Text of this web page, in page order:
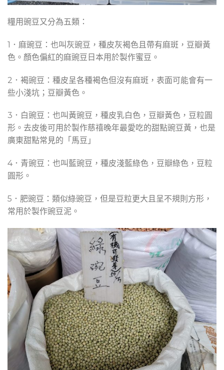
糧用豌豆又分為五類：
1．麻豌豆：也叫灰豌豆，種皮灰褐色且帶有麻斑，豆瓣黃
色。顏色偏紅的麻豌豆日本用於製作蜜豆。
2．褐豌豆：種皮呈各種褐色但沒有麻斑，表面可能會有一
些小淺坑；豆瓣黃色。
3．白豌豆：也叫黃豌豆，種皮乳白色，豆瓣黃色，豆粒圓
形。去皮後可用於製作慈禧晚年最愛吃的甜點豌豆黃，也是
廣東甜點常見的「馬豆」
4．青豌豆：也叫藍豌豆，種皮淺藍綠色，豆瓣綠色，豆粒
圓形。
5．肥豌豆：類似綠豌豆，但是豆粒更大且呈不規則方形，
常用於製作豌豆泥。